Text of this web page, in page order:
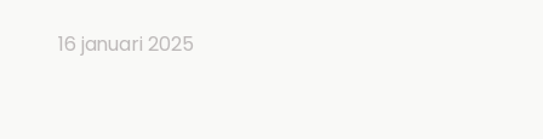
16 januari 2025